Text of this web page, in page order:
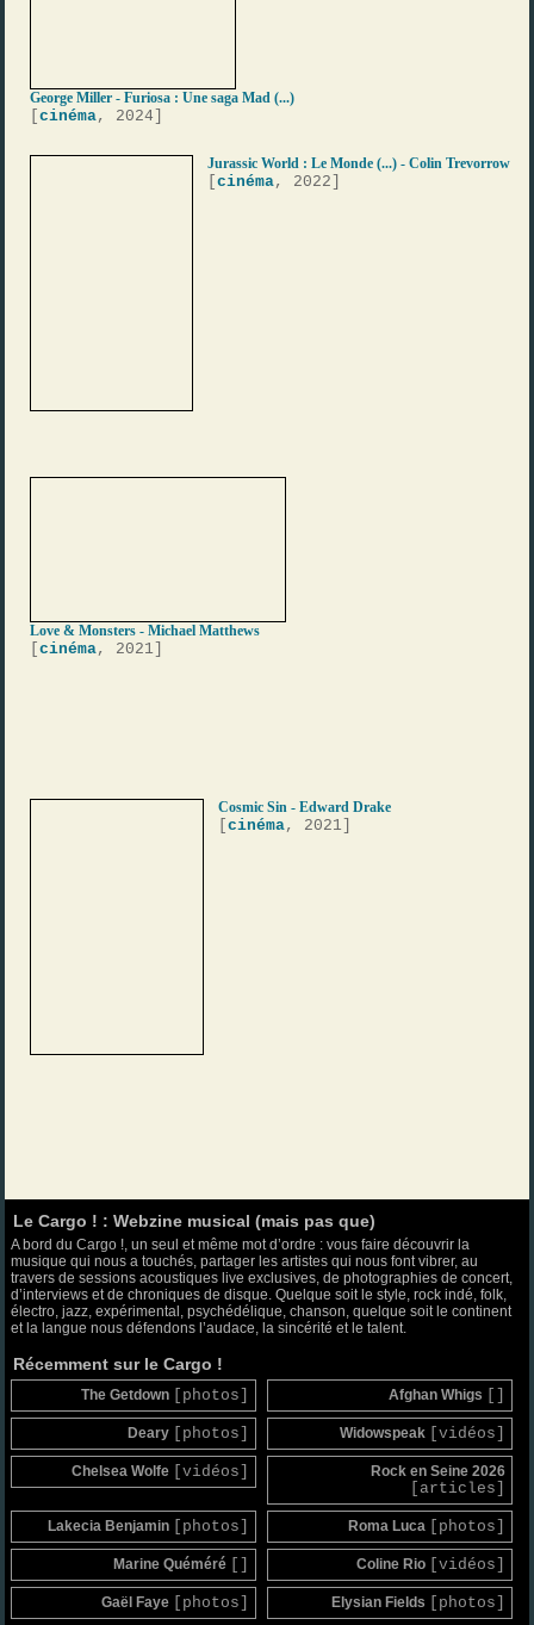
George Miller - Furiosa : Une saga Mad (...)
[cinéma, 2024]
Jurassic World : Le Monde (...) - Colin Trevorrow
[cinéma, 2022]
Love & Monsters - Michael Matthews
[cinéma, 2021]
Cosmic Sin - Edward Drake
[cinéma, 2021]
Le Cargo ! : Webzine musical (mais pas que)
A bord du Cargo !, un seul et même mot d’ordre : vous faire découvrir la
musique qui nous a touchés, partager les artistes qui nous font vibrer, au
travers de sessions acoustiques live exclusives, de photographies de concert,
d’interviews et de chroniques de disque. Quelque soit le style, rock indé, folk,
électro, jazz, expérimental, psychédélique, chanson, quelque soit le continent
et la langue nous défendons l’audace, la sincérité et le talent.
Récemment sur le Cargo !
The Getdown [photos] Afghan Whigs
Deary [photos] Widowspeak [vidéos]
Chelsea Wolfe [vidéos] Rock en Seine 2026
[articles]
Lakecia Benjamin [photos] Roma Luca [photos]
Marine Quéméré Coline Rio [vidéos]
Gaël Faye [photos] Elysian Fields [photos]